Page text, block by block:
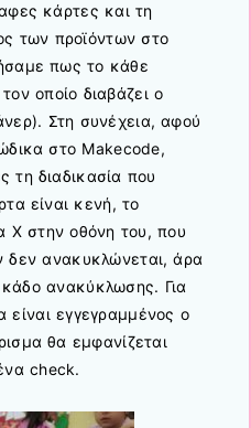
κάρτες και τη
των προϊόντων στο
πως το κάθε
οποίο διαβάζει ο
Στη συνέχεια, αφού
στο Μakecode,
τη διαδικασία που
είναι κενή, τo
Χ στην οθόνη του, που
δεν ανακυκλώνεται, άρα
ανακύκλωσης. Για
είναι εγγεγραμμένος ο
θα εμφανίζεται
check.